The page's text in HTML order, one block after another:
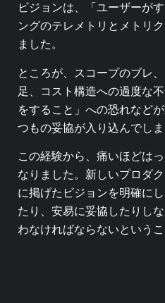
ビジョンは、「ユーザーが
ングのテレメトリとメトリ
ました。
ところが、スコープのブレ
足、コスト構造への過度な
をすること」への恐れなど
つもの妥協が入り込んでしま
この経験から、痛いほどは
なりました。新しいプロダ
に掲げたビジョンを明確に
たり、安易に妥協したりし
わなければならないというこ